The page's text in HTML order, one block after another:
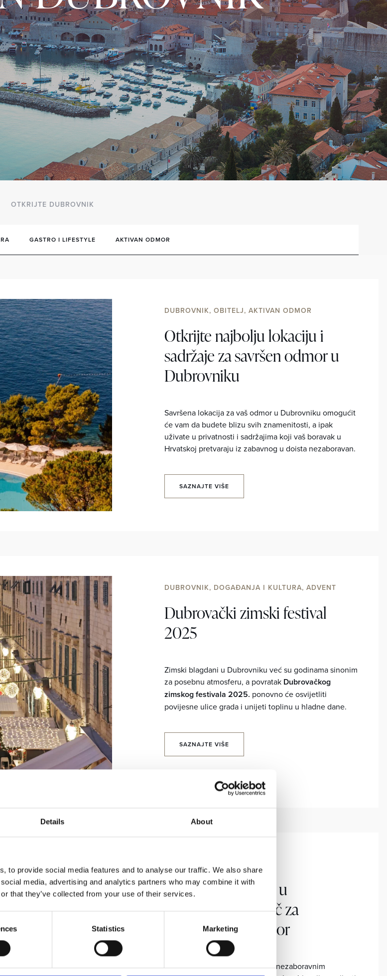
Details About
to provide social media features and to analyse our traffic. We also share
media, advertising and analytics partners who may combine it with
that they’ve collected from your use of their services.
Statistics Marketing
OTKRIJTE DUBROVNIK
GASTRO I LIFESTYLE AKTIVAN ODMOR
DUBROVNIK, OBITELJ, AKTIVAN ODMOR
Otkrijte najbolju lokaciju i
sadržaje za savršen odmor u
Dubrovniku
Savršena lokacija za vaš odmor u Dubrovniku omogućit
će vam da budete blizu svih znamenitosti, a ipak
uživate u privatnosti i sadržajima koji vaš boravak u
Hrvatskoj pretvaraju iz zabavnog u doista nezaboravan.
SAZNAJTE VIŠE
DUBROVNIK, DOGAĐANJA I KULTURA, ADVENT
Dubrovački zimski festival
2025
Zimski blagdani u Dubrovniku već su godinama sinonim
za posebnu atmosferu, a povratak Dubrovačkog
zimskog festivala 2025. ponovno će osvijetliti
povijesne ulice grada i unijeti toplinu u hladne dane.
SAZNAJTE VIŠE
Što raditi s obitelji u
Dubrovniku: Vodič za
nezaboravan odmor
Želite obiteljski odmor ispunjen nezaboravnim